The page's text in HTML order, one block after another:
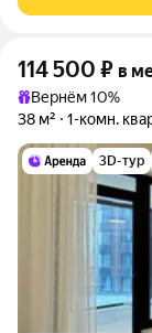
114 500 ₽ в
Вернём 10%
38 м²
1-комн.
3D-тур